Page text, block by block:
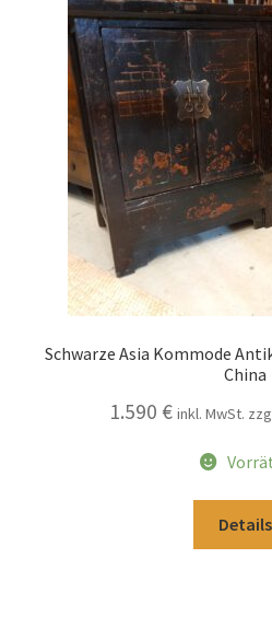
Schwarze Asia Kommode
China
1.590 € inkl. MwSt.
Details